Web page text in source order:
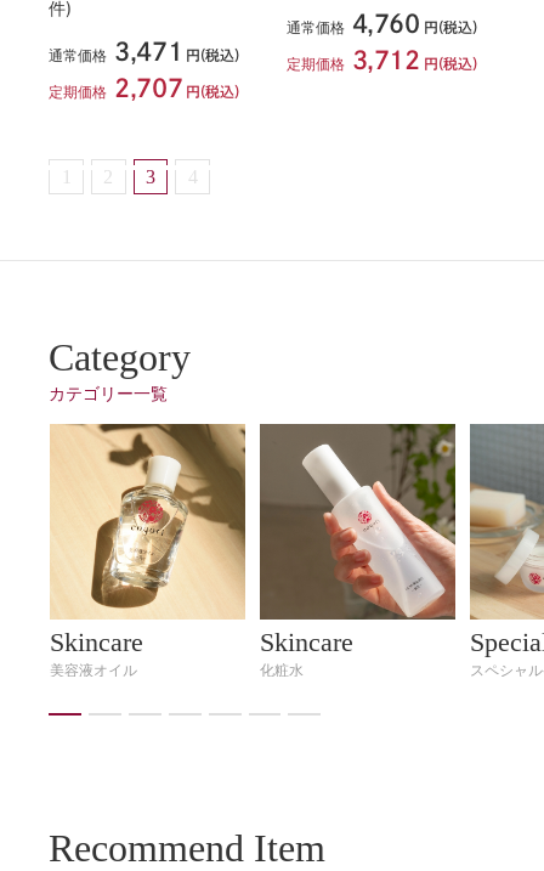
件)
通常価格 3,471 円(税込)
定期価格 2,707 円(税込)
通常価格 4,760 円(税込)
定期価格 3,712 円(税込)
1 2 3 4
Category
カテゴリー一覧
Skincare
美容液オイル
Skincare
化粧⽔ スペシャ
Recommend Item